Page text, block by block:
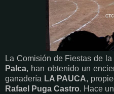
La Comisión de Fiestas de
Palca, han obtenido un
ganadería LA PAUCA,
Rafael Puga Castro. Hace